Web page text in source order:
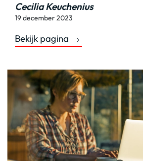
Cecilia Keuchenius
19 december 2023
Bekijk pagina